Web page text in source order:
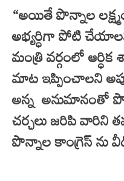
“అయితే పొన్నాల
అభ్యర్ధిగా పోటి
మంత్రి వర్గంలో
మాట ఇప్పించాలని
అన్న అనుమానంతో
చర్చలు జరిపి వారిని
పొన్నాల కాంగ్రెస్ ను